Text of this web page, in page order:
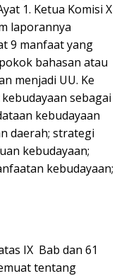
1. Ketua Komisi X
laporannya
9 manfaat yang
bahasan atau
menjadi UU. Ke
sebagai
kebudayaan
daerah; strategi
kebudayaan;
kebudayaan;
IX Bab dan 61
tentang